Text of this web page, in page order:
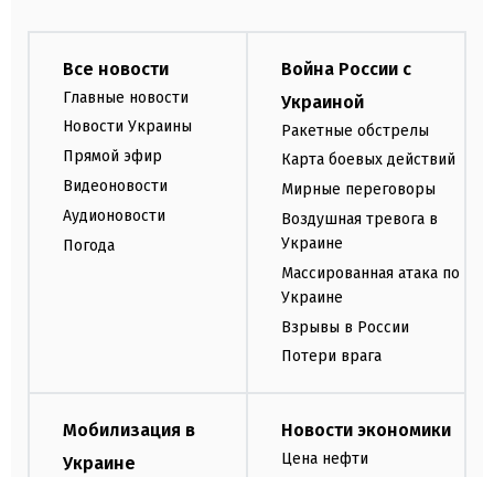
Все новости
Главные новости
Новости Украины
Прямой эфир
Видеоновости
Аудионовости
Погода
Война России с
Украиной
Ракетные обстрелы
Карта боевых действий
Мирные переговоры
Воздушная тревога в
Украине
Массированная атака по
Украине
Взрывы в России
Потери врага
Мобилизация в
Украине
Новости экономики
Цена нефти